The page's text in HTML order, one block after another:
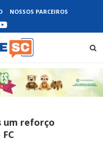
NOSSOS PARCEIROS
um reforço